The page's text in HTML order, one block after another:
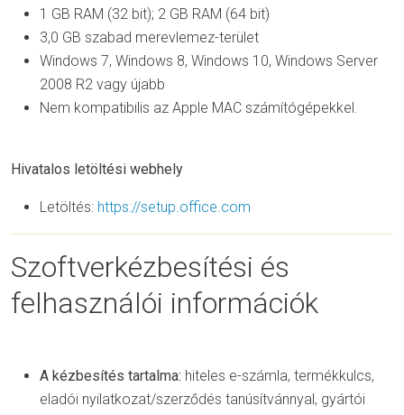
1 GB RAM (32 bit); 2 GB RAM (64 bit)
3,0 GB szabad merevlemez-terület
Windows 7, Windows 8, Windows 10, Windows Server
2008 R2 vagy újabb
Nem kompatibilis az Apple MAC számítógépekkel.
Hivatalos letöltési webhely
Letöltés: https://setup.office.com
Szoftverkézbesítési és
felhasználói információk
A kézbesítés tartalma: hiteles e-számla, termékkulcs,
eladói nyilatkozat/szerződés tanúsítvánnyal, gyártói